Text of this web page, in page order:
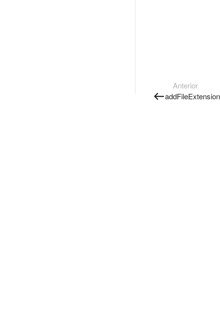
Anterior
addFileExtension